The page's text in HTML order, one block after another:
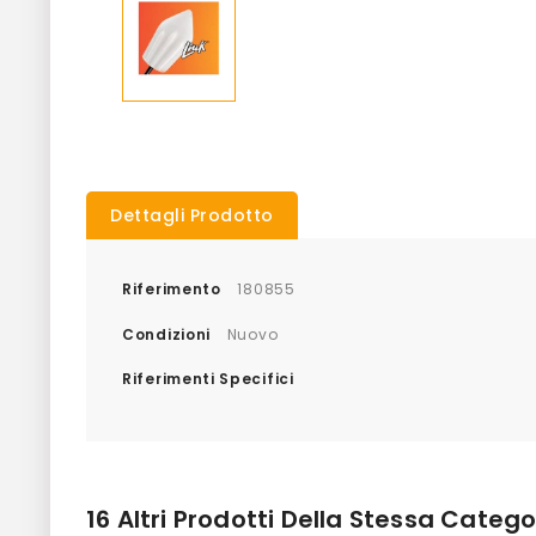
Dettagli Prodotto
Riferimento 180855
Condizioni Nuovo
Riferimenti Specifici
16 Altri Prodotti Della Stessa